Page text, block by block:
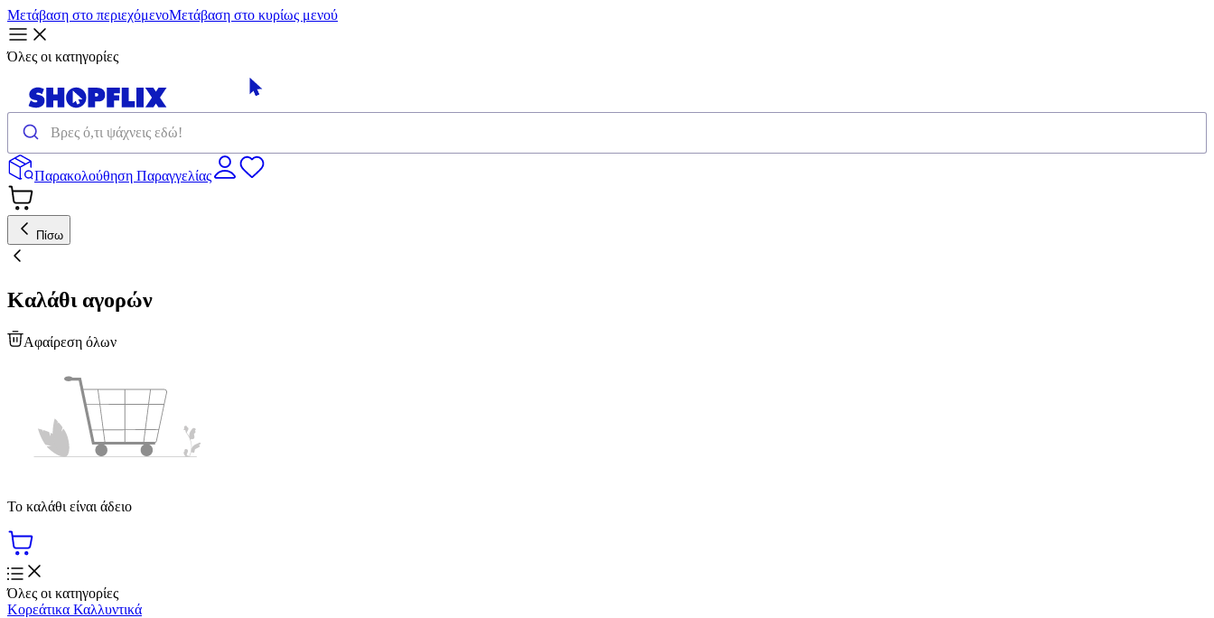
Μετάβαση στο περιεχόμενοΜετάβαση στο κυρίως μενού
Όλες οι κατηγορίες
Παρακολούθηση Παραγγελίας
Πίσω
Καλάθι αγορών
Αφαίρεση όλων
Το καλάθι είναι άδειο
Όλες οι κατηγορίες
Κορεάτικα Καλλυντικά